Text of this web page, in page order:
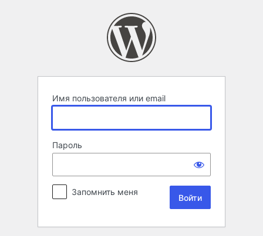
Имя пользователя или email
Пароль
Запомнить меня